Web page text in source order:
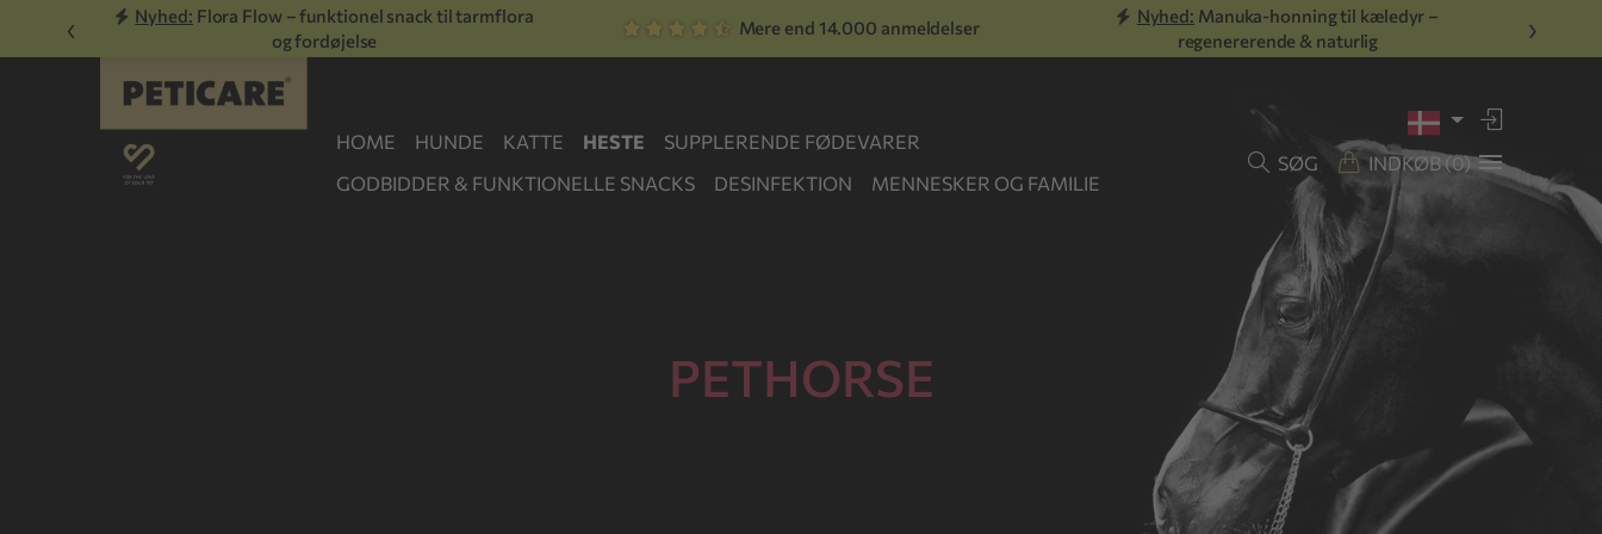
‹ Nyhed: Flora Flow – funktionel snack til tarmflora
og fordøjelse
Mere end 14.000 anmeldelser
Nyhed: Manuka-honning til kæledyr –
regenererende & naturlig
›
HOME HUNDE KATTE HESTE
SUPPLERENDE FØDEVARER
GODBIDDER & FUNKTIONELLE SNACKS
DESINFEKTION MENNESKER OG FAMILIE
SØG INDKØB (0)
PETHORSE